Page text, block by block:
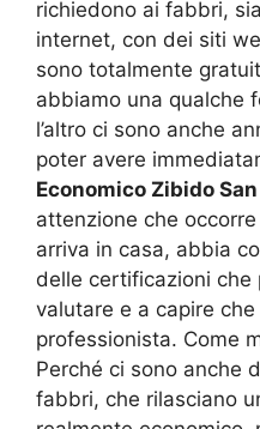
richiedono ai fabbri,
internet, con dei siti
sono totalmente
abbiamo una qualche
l’altro ci sono anche
poter avere
Economico Zibido
attenzione che
arriva in casa, abbia
delle certificazioni che
valutare e a capire
professionista. Come
Perché ci sono anche
fabbri, che rilasciano